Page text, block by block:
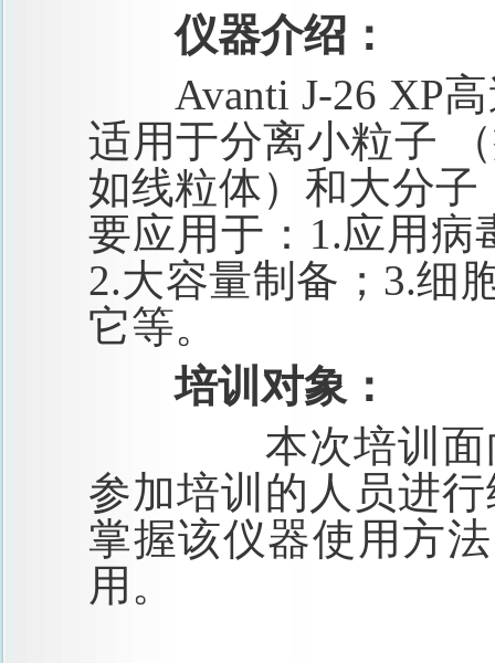
仪器介绍：
Avanti J-26 XP
适用于分离小粒子
如线粒体）和大分子
要应用于： 1.应用病
2.大容量制备； 3.细
它等。
培训对象：
本次培训面
参加培训的人员进
掌握该仪器使用方
用。